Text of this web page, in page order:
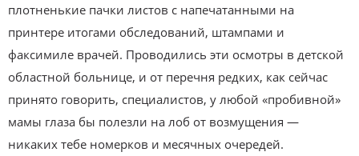
плотненькие пачки листов с напечатанными на
принтере итогами обследований, штампами и
факсимиле врачей. Проводились эти осмотры в детской
областной больнице, и от перечня редких, как сейчас
принято говорить, специалистов, у любой «пробивной»
мамы глаза бы полезли на лоб от возмущения —
никаких тебе номерков и месячных очередей.